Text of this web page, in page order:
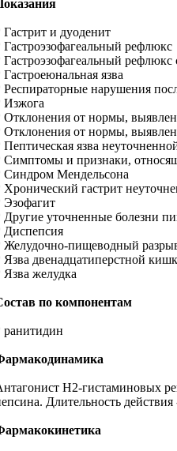
Гастрит и дуоденит
Гастроэзофагеальный рефлюкс
рефлюкс
язва
Респираторные нарушения
Изжога
Отклонения от нормы,
Отклонения от нормы,
язва
Симптомы и признаки,
Синдром Мендельсона
Хронический гастрит
Эзофагит
Другие уточненные болезни
Диспепсия
Желудочно-пищеводный
Язва двенадцатиперстной
Язва желудка
по компонентам
ранитидин
Н2-гистаминовых
Длительность действия